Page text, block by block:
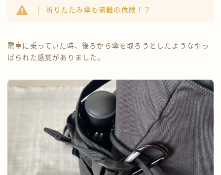
折りたたみ傘も盗難の危険！？
電車に乗っていた時、後ろから傘を取ろうとしたような引っ
ぱられた感覚がありました。